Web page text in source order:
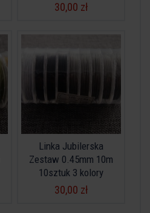
30,00 zł
Linka Jubilerska
Zestaw 0.45mm 10m
10sztuk 3 kolory
30,00 zł